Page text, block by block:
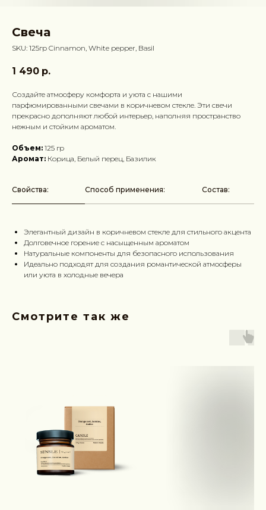
Свеча
SKU: 125гр Cinnamon, White pepper, Basil
1 490 р.
Создайте атмосферу комфорта и уюта с нашими
парфюмированными свечами в коричневом стекле. Эти свечи
прекрасно дополняют любой интерьер, наполняя пространство
нежным и стойким ароматом.
Объем: 125 гр
Аромат: Корица, Белый перец, Базилик
Свойства: Способ применения: Состав:
Элегантный дизайн в коричневом стекле для стильного акцента
Долговечное горение с насыщенным ароматом
Натуральные компоненты для безопасного использования
Идеально подходят для создания романтической атмосферы
или уюта в холодные вечера
Смотрите так же